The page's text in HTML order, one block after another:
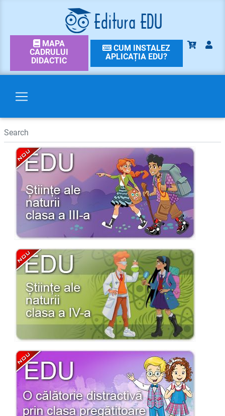
MAPA
CADRULUI
DIDACTIC
CUM INSTALEZ
APLICAȚIA EDU?